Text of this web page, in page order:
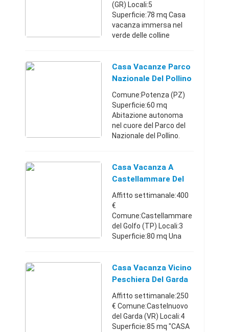
(GR) Locali:5
Superficie:78 mq Casa
vacanza immersa nel
verde delle colline
indipendente fra i
meravigliosi boschi
il mas ...
Casa Vacanze Parco
Nazionale Del Pollino
Comune:Potenza (PZ)
Superficie:60 mq
Abitazione autonoma
nel cuore del Parco del
Nazionale del Pollino.
Frido ai piedi del
massiccio del Pollino
Casa Vacanza A
Castellammare Del
Golfo
Affitto settimanale:400
€
Comune:Castellammare
del Golfo (TP) Locali:3
Superficie:80 mq Una
giorni a stretto contatto
con la natura, in
Casa Vacanza Vicino
Peschiera Del Garda
Affitto settimanale:250
€ Comune:Castelnuovo
del Garda (VR) Locali:4
Superficie:85 mq "CASA